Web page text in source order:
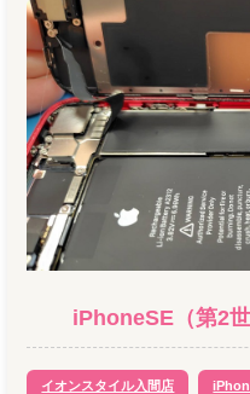
iPhoneSE（第2世
イオンスタイル入間店